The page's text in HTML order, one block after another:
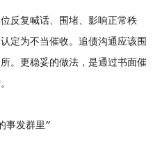
复喊话、围堵、影响正常秩
定为不当催收。追债沟通应该围
。更稳妥的做法，是通过书面催
发群里”